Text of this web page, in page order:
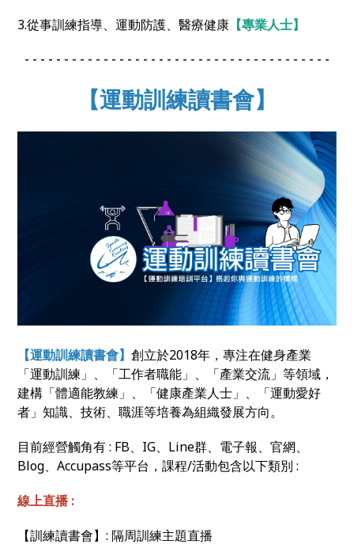
3.從事訓練指導、運動防護、醫療健康 【專業人士】
- - - - - - - - - - - - - - - - - - - - - - - - - - - - - - - - - - - - - - -
【運動訓練讀書會】
【運動訓練讀書會】創立於2018年，專注在健身產業
「運動訓練」、「工作者職能」、「產業交流」等領域，
建構「體適能教練」、「健康產業人士」、「運動愛好
者」知識、技術、職涯等培養為組織發展方向。
目前經營觸角有 : FB、IG、Line群、電子報、官網、
Blog、Accupass等平台，課程/活動包含以下類別 :
線上直播 :
【訓練讀書會】: 隔周訓練主題直播